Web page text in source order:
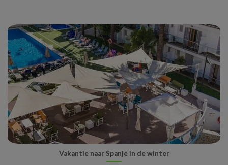
Vakantie naar Spanje in de winter